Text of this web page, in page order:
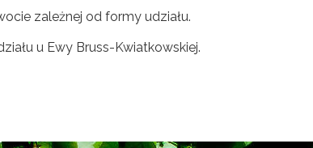
zależnej od formy udziału.
u Ewy Bruss-Kwiatkowskiej.